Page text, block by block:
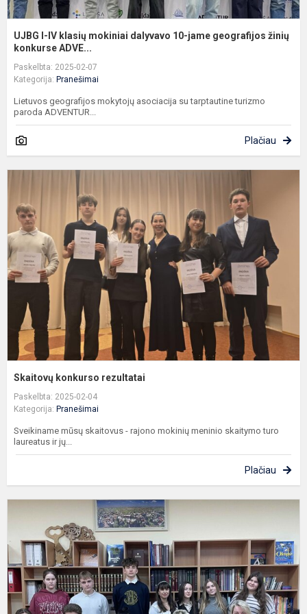
UJBG I-IV klasių mokiniai dalyvavo 10-jame geografijos žinių
konkurse ADVE...
Paskelbta: 2025-02-07
Kategorija: Pranešimai
Lietuvos geografijos mokytojų asociacija su tarptautine turizmo
paroda ADVENTUR...
Plačiau
Skaitovų konkurso rezultatai
Paskelbta: 2025-02-04
Kategorija: Pranešimai
Sveikiname mūsų skaitovus - rajono mokinių meninio skaitymo turo
laureatus ir jų...
Plačiau